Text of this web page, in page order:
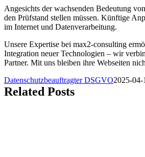
Angesichts der wachsenden Bedeutung
den Prüfstand stellen müssen. Künftige
im Internet und Datenverarbeitung.
Unsere Expertise bei max2-consulting
Integration neuer Technologien – wir
Partner. Mit uns bleiben ihre Webseiten
Datenschutzbeauftragter DSGVO2025-
Related Posts